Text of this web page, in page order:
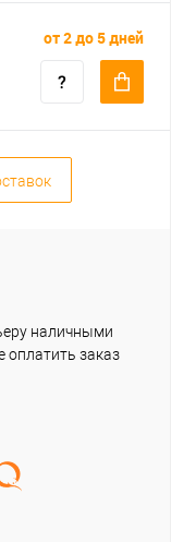
от 2 до 5 дней
наличными
оплатить заказ